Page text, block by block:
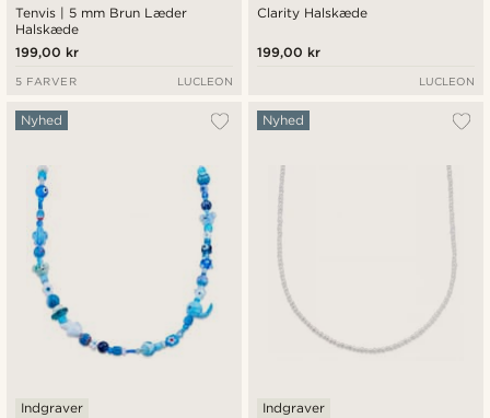
Tenvis | 5 mm Brun Læder
Halskæde
199,00 kr
5 FARVER LUCLEON
Clarity Halskæde
199,00 kr
LUCLEON
Nyhed
Indgraver
Nyhed
Indgraver